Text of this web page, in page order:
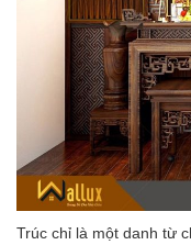
Trúc chỉ là một danh từ